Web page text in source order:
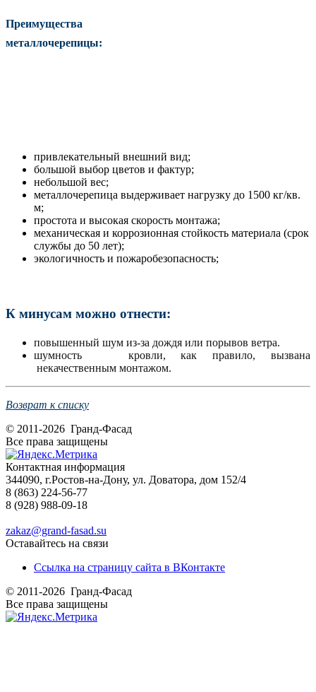
Преимущества
металлочерепицы:
привлекательный внешний вид;
большой выбор цветов и фактур;
небольшой вес;
металлочерепица выдерживает нагрузку до 1500 кг/кв.
м;
простота и высокая скорость монтажа;
механическая и коррозионная стойкость материала (срок
службы до 50 лет);
экологичность и пожаробезопасность;
К минусам можно отнести:
повышенный шум из-за дождя или порывов ветра.
шумность кровли, как правило, вызвана
некачественным монтажом.
Возврат к списку
© 2011-2026 Гранд-Фасад
Все права защищены
Контактная информация
344090, г.Ростов-на-Дону, ул. Доватора, дом 152/4
8 (863) 224-56-77
8 (928) 988-09-18
zakaz@grand-fasad.su
Оставайтесь на связи
Ссылка на страницу сайта в ВКонтакте
© 2011-2026 Гранд-Фасад
Все права защищены